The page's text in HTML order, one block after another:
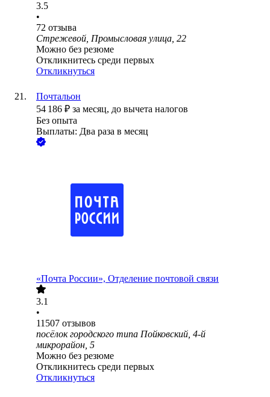
3.5
•
72 отзыва
Стрежевой, Промысловая улица, 22
Можно без резюме
Откликнитесь среди первых
Откликнуться
Почтальон
54 186 ₽ за месяц, до вычета налогов
Без опыта
Выплаты: Два раза в месяц
«Почта России», Отделение почтовой связи
3.1
•
11507 отзывов
посёлок городского типа Пойковский, 4-й
микрорайон, 5
Можно без резюме
Откликнитесь среди первых
Откликнуться